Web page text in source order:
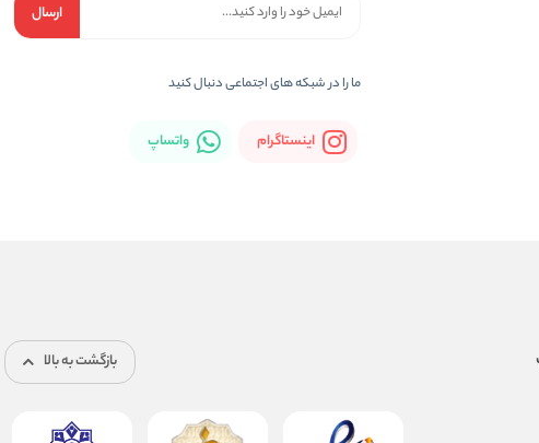
ارسال
ما را در شبکه های اجتماعی دنبال کنید
اینستاگرام واتساپ
بازگشت به بالا